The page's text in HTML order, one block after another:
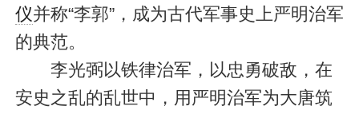
仪并称“李郭”，成为古代军事史上严明治军
的典范。
李光弼以铁律治军，以忠勇破敌，在
安史之乱的乱世中，用严明治军为大唐筑